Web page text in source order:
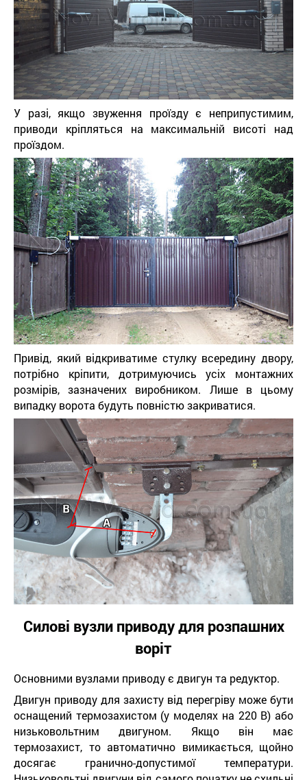
У разі, якщо звуження проїзду є неприпустимим,
приводи кріпляться на максимальній висоті над
проїздом.
Привід, який відкриватиме стулку всередину двору,
потрібно кріпити, дотримуючись усіх монтажних
розмірів, зазначених виробником. Лише в цьому
випадку ворота будуть повністю закриватися.
Силові вузли приводу для розпашних
воріт
Основними вузлами приводу є двигун та редуктор.
Двигун приводу для захисту від перегріву може бути
оснащений термозахистом (у моделях на 220 В) або
низьковольтним двигуном. Якщо він має
термозахист, то автоматично вимикається, щойно
досягає гранично-допустимої температури.